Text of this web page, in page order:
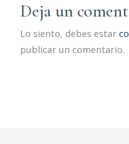
Deja un
Lo siento, debes estar
publicar un comentario.